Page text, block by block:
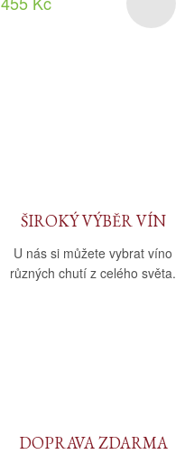
ŠIROKÝ VÝBĚR VÍN
U nás si můžete vybrat víno
různých chutí z celého světa.
DOPRAVA ZDARMA